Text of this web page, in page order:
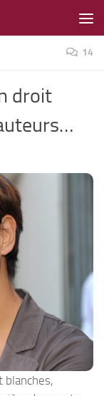
14
droit
blanches,